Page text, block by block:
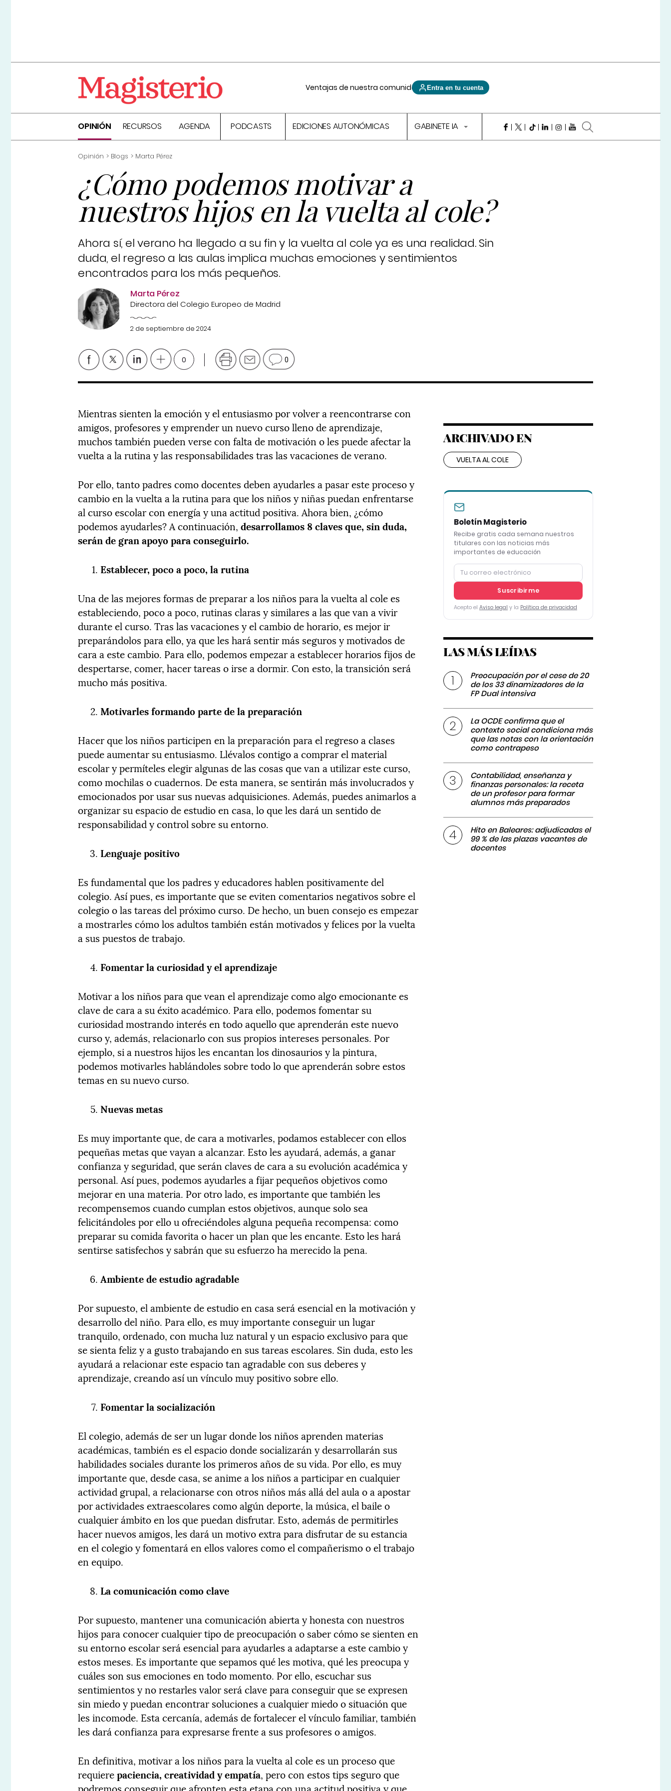
Ventajas de nuestra comunidad Entra en tu cuenta
OPINIÓN RECURSOS AGENDA PODCASTS EDICIONES AUTONÓMICAS GABINETE IA
Opinión Blogs Marta Pérez
¿Cómo podemos motivar a
nuestros hijos en la vuelta al cole?
Ahora sí, el verano ha llegado a su fin y la vuelta al cole ya es una realidad. Sin
duda, el regreso a las aulas implica muchas emociones y sentimientos
encontrados para los más pequeños.
Marta Pérez
Directora del Colegio Europeo de Madrid
2 de septiembre de 2024
0 0
Mientras sienten la emoción y el entusiasmo por volver a reencontrarse con
amigos, profesores y emprender un nuevo curso lleno de aprendizaje,
muchos también pueden verse con falta de motivación o les puede afectar la
vuelta a la rutina y las responsabilidades tras las vacaciones de verano.
Por ello, tanto padres como docentes deben ayudarles a pasar este proceso y
cambio en la vuelta a la rutina para que los niños y niñas puedan enfrentarse
al curso escolar con energía y una actitud positiva. Ahora bien, ¿cómo
podemos ayudarles? A continuación,desarrollamos 8 claves que, sin duda,
serán de gran apoyo para conseguirlo.
Establecer, poco a poco, la rutina
Una de las mejores formas de preparar a los niños para la vuelta al cole es
estableciendo, poco a poco, rutinas claras y similares a las que van a vivir
durante el curso. Tras las vacaciones y el cambio de horario, es mejor ir
preparándolos para ello, ya que les hará sentir más seguros y motivados de
cara a este cambio. Para ello, podemos empezar a establecer horarios fijos de
despertarse, comer, hacer tareas o irse a dormir. Con esto, la transición será
mucho más positiva.
Motivarles formando parte de la preparación
Hacer que los niños participen en la preparación para el regreso a clases
puede aumentar su entusiasmo. Llévalos contigo a comprar el material
escolar y permíteles elegir algunas de las cosas que van a utilizar este curso,
como mochilas o cuadernos. De esta manera, se sentirán más involucrados y
emocionados por usar sus nuevas adquisiciones. Además, puedes animarlos a
organizar su espacio de estudio en casa, lo que les dará un sentido de
responsabilidad y control sobre su entorno.
Lenguaje positivo
Es fundamental que los padres y educadores hablen positivamente del
colegio. Así pues, es importante que se eviten comentarios negativos sobre el
colegio o las tareas del próximo curso. De hecho, un buen consejo es empezar
a mostrarles cómo los adultos también están motivados y felices por la vuelta
a sus puestos de trabajo.
Fomentar la curiosidad y el aprendizaje
Motivar a los niños para que vean el aprendizaje como algo emocionante es
clave de cara a su éxito académico. Para ello, podemos fomentar su
curiosidad mostrando interés en todo aquello que aprenderán este nuevo
curso y, además, relacionarlo con sus propios intereses personales. Por
ejemplo, si a nuestros hijos les encantan los dinosaurios y la pintura,
podemos motivarles hablándoles sobre todo lo que aprenderán sobre estos
temas en su nuevo curso.
Nuevas metas
Es muy importante que, de cara a motivarles, podamos establecer con ellos
pequeñas metas que vayan a alcanzar. Esto les ayudará, además, a ganar
confianza y seguridad, que serán claves de cara a su evolución académica y
personal. Así pues, podemos ayudarles a fijar pequeños objetivos como
mejorar en una materia. Por otro lado, es importante que también les
recompensemos cuando cumplan estos objetivos, aunque solo sea
felicitándoles por ello u ofreciéndoles alguna pequeña recompensa: como
preparar su comida favorita o hacer un plan que les encante. Esto les hará
sentirse satisfechos y sabrán que su esfuerzo ha merecido la pena.
Ambiente de estudio agradable
Por supuesto, el ambiente de estudio en casa será esencial en la motivación y
desarrollo del niño. Para ello, es muy importante conseguir un lugar
tranquilo, ordenado, con mucha luz natural y un espacio exclusivo para que
se sienta feliz y a gusto trabajando en sus tareas escolares. Sin duda, esto les
ayudará a relacionar este espacio tan agradable con sus deberes y
aprendizaje, creando así un vínculo muy positivo sobre ello.
Fomentar la socialización
El colegio, además de ser un lugar donde los niños aprenden materias
académicas, también es el espacio donde socializarán y desarrollarán sus
habilidades sociales durante los primeros años de su vida. Por ello, es muy
importante que, desde casa, se anime a los niños a participar en cualquier
actividad grupal, a relacionarse con otros niños más allá del aula o a apostar
por actividades extraescolares como algún deporte, la música, el baile o
cualquier ámbito en los que puedan disfrutar. Esto, además de permitirles
hacer nuevos amigos, les dará un motivo extra para disfrutar de su estancia
en el colegio y fomentará en ellos valores como el compañerismo o el trabajo
en equipo.
La comunicación como clave
Por supuesto, mantener una comunicación abierta y honesta con nuestros
hijos para conocer cualquier tipo de preocupación o saber cómo se sienten en
su entorno escolar será esencial para ayudarles a adaptarse a este cambio y
estos meses. Es importante que sepamos qué les motiva, qué les preocupa y
cuáles son sus emociones en todo momento. Por ello, escuchar sus
sentimientos y no restarles valor será clave para conseguir que se expresen
sin miedo y puedan encontrar soluciones a cualquier miedo o situación que
les incomode. Esta cercanía, además de fortalecer el vínculo familiar, también
les dará confianza para expresarse frente a sus profesores o amigos.
En definitiva, motivar a los niños para la vuelta al cole es un proceso que
requierepaciencia, creatividad y empatía, pero con estos tips seguro que
ARCHIVADO EN
VUELTA AL COLE
Boletín Magisterio
Recibe gratis cada semana nuestros
titulares con las noticias más
importantes de educación
Suscribirme
Acepto el Aviso legal y la Política de privacidad
LAS MÁS LEÍDAS
Preocupación por el cese de 20
de los 33 dinamizadores de la
FP Dual intensiva
La OCDE confirma que el
contexto social condiciona más
que las notas con la orientación
como contrapeso
Contabilidad, enseñanza y
finanzas personales: la receta
de un profesor para formar
alumnos más preparados
Hito en Baleares: adjudicadas el
99 % de las plazas vacantes de
docentes